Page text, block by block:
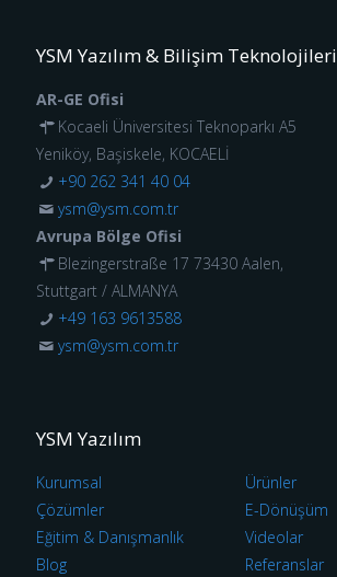
YSM Yazılım & Bilişim Teknolojileri
AR-GE Ofisi
Kocaeli Üniversitesi Teknoparkı A5
Yeniköy, Başiskele, KOCAELİ
+90 262 341 40 04
ysm@ysm.com.tr
Avrupa Bölge Ofisi
Blezingerstraße 17 73430 Aalen,
Stuttgart / ALMANYA
+49 163 9613588
ysm@ysm.com.tr
YSM Yazılım
Kurumsal
Ürünler
Çözümler
E-Dönüşüm
Eğitim & Danışmanlık
Videolar
Blog
Referanslar